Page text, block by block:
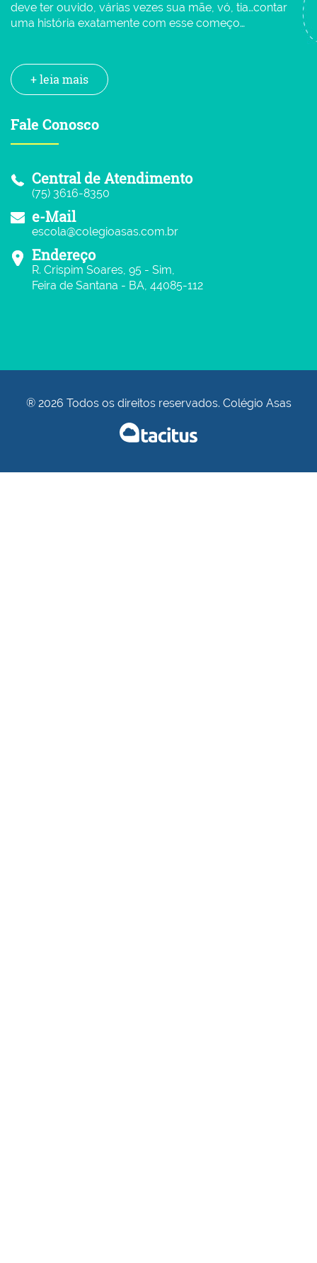
deve ter ouvido, várias vezes sua mãe, vó, tia…contar
uma história exatamente com esse começo…
+ leia mais
Fale Conosco
Central de Atendimento
(75) 3616-8350
e-Mail
escola@colegioasas.com.br
Endereço
R. Crispim Soares, 95 - Sim,
Feira de Santana - BA, 44085-112
® 2026 Todos os direitos reservados. Colégio Asas